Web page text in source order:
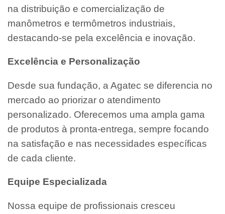
na distribuição e comercialização de
manômetros e termômetros industriais,
destacando-se pela excelência e inovação.
Excelência e Personalização
Desde sua fundação, a Agatec se diferencia no
mercado ao priorizar o atendimento
personalizado. Oferecemos uma ampla gama
de produtos à pronta-entrega, sempre focando
na satisfação e nas necessidades específicas
de cada cliente.
Equipe Especializada
Nossa equipe de profissionais cresceu